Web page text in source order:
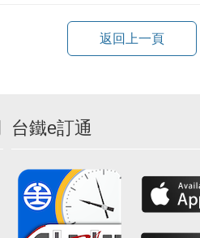
返回上一頁
台鐵e訂通